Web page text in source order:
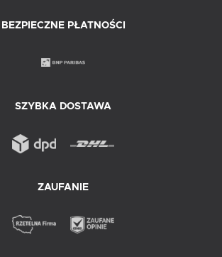
BEZPIECZNE PŁATNOŚCI
SZYBKA DOSTAWA
ZAUFANIE